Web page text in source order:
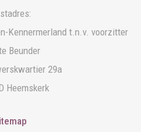
Kennermerland t.n.v. voorzitter
Beunder
29a
Heemskerk